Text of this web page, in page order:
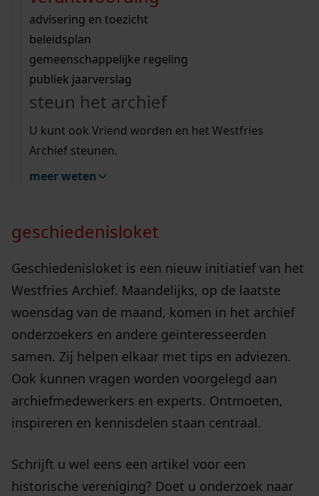
bouwvergunningen
omgevingsvergunningen
vergunningen
beeld en geluid
uitleg nodig?
Wij helpen u op weg met een aantal zoektips.
bekijk alle zoektips
Wij helpen u op weg met een aantal zoektips.
bekijk alle zoektips
bekijk ons geschiedenislokaal
advisering en toezicht
beleidsplan
gemeenschappelijke regeling
publiek jaarverslag
steun het archief
U kunt ook Vriend worden en het Westfries
Archief steunen.
meer weten
Op woensdagmiddag 24 juni aanstaande is het
Geschiedenisloket weer open. U kunt dan in het
Westfries Archief terecht met vragen over uw
maandelijks georganiseerd voor iedereen die
Westfriesland.
geschiedenisloket
Geschiedenisloket is een nieuw initiatief van het
Westfries Archief. Maandelijks, op de laatste
woensdag van de maand, komen in het archief
onderzoekers en andere geïnteresseerden
samen. Zij helpen elkaar met tips en adviezen.
Ook kunnen vragen worden voorgelegd aan
archiefmedewerkers en experts. Ontmoeten,
inspireren en kennisdelen staan centraal.
Schrijft u wel eens een artikel voor een
historische vereniging? Doet u onderzoek naar